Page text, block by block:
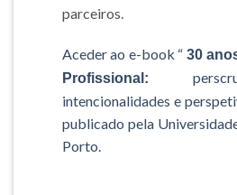
parceiros.
Aceder ao e-book “ 30
Profissional:
intencionalidades e
publicado pela
Porto.